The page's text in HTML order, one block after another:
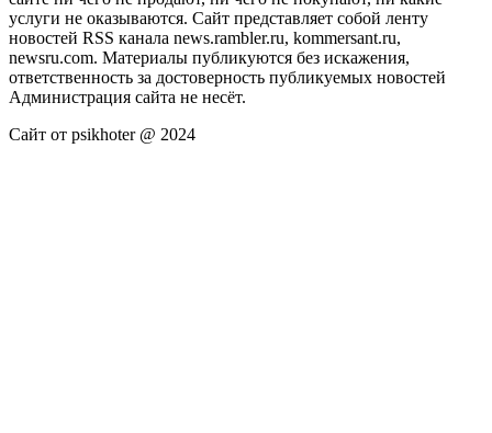
услуги не оказываются. Сайт представляет собой ленту
новостей RSS канала news.rambler.ru, kommersant.ru,
newsru.com. Материалы публикуются без искажения,
ответственность за достоверность публикуемых новостей
Администрация сайта не несёт.
Сайт от psikhoter @ 2024